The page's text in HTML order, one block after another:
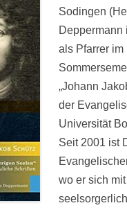
Sodingen
Deppermann
als Pfarrer
„Johann
der
Universität
Seit 2001 ist
wo er sich